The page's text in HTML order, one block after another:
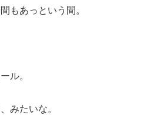
もあっという間。
ル。
みたいな。